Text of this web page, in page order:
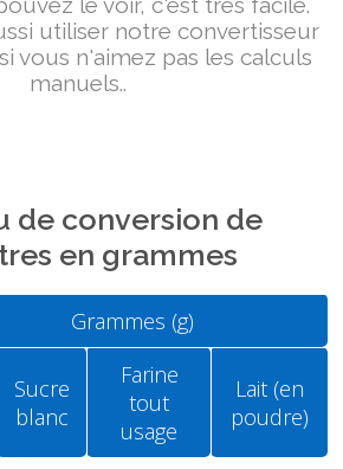
utiliser notre convertisseur
vous n'aimez pas les calculs
manuels..
de conversion de
en grammes
Grammes (g)
Sucre
blanc
Farine
tout
usage
Lait (en
poudre)